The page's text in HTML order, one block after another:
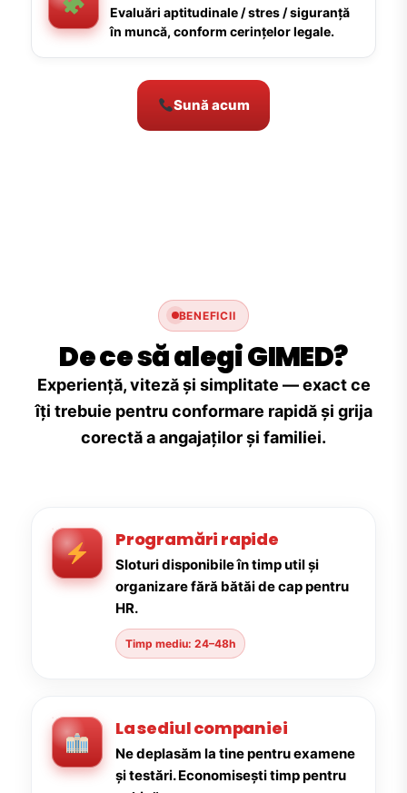
Evaluări aptitudinale / stres / siguranță
în muncă, conform cerințelor legale.
Sună acum
BENEFICII
De ce să alegi GIMED?
Experiență, viteză și simplitate — exact ce
îți trebuie pentru conformare rapidă și grija
corectă a angajaților și familiei.
Programări rapide
Sloturi disponibile în timp util și
organizare fără bătăi de cap pentru
HR.
Timp mediu: 24–48h
La sediul companiei
Ne deplasăm la tine pentru examene
și testări. Economisești timp pentru